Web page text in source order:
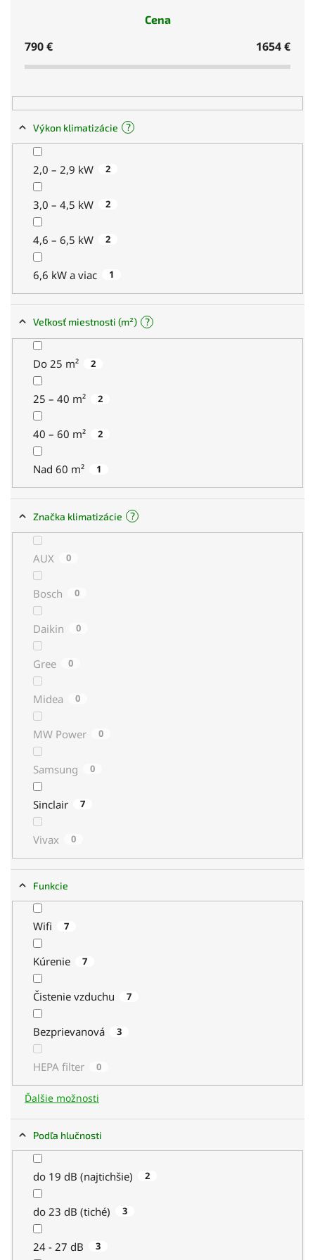
Cena
790€ 1654€
Výkon klimatizácie ?
2,0 – 2,9 kW 2
3,0 – 4,5 kW 2
4,6 – 6,5 kW 2
6,6 kW a viac 1
Veľkosť miestnosti (m²) ?
Do 25 m² 2
25 – 40 m² 2
40 – 60 m² 2
Nad 60 m² 1
Značka klimatizácie ?
AUX 0
Bosch 0
Daikin 0
Gree 0
Midea 0
MW Power 0
Samsung 0
Sinclair 7
Vivax 0
Funkcie
Wifi 7
Kúrenie 7
Čistenie vzduchu 7
Bezprievanová 3
HEPA filter 0
Ďalšie možnosti
Podľa hlučnosti
do 19 dB (najtichšie) 2
do 23 dB (tiché) 3
24 - 27 dB 3